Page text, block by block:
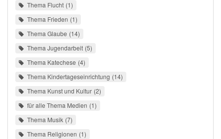
Thema Flucht 1
Thema Frieden 1
Thema Glaube 14
Thema Jugendarbeit 5
Thema Katechese 4
Thema Kindertageseinrichtung 14
Thema Kunst und Kultur 2
für alle Thema Medien 1
Thema Musik 7
Thema Religionen 1